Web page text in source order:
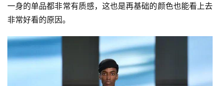
一身的单品都非常有质感，这也是再基础的颜色也能看上去
非常好看的原因。